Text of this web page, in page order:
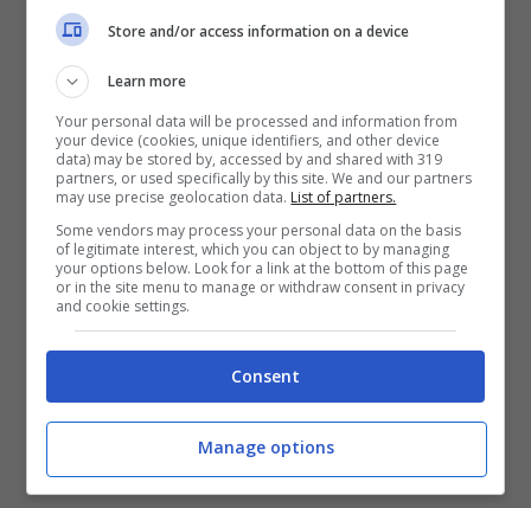
Axis Vidius è un concentrato di tecnologia
grazie al controller per il volo, le 3 velocità
pre-programmate per il volo e il giroscopio a
6 assi, che permette di mantenere il drone
stabile e centrato. L’azienda produttrice ha
introdotto anche alcuni algoritmi che
permettono di effettuare flip e roll, in modo
completamente automatizzato.
Il drone è facilmente pilotabile, grazie al
telecomando integrato, e il form factor
Store and/or access information on a device
Learn more
Your personal data will be processed and information from
your device (cookies, unique identifiers, and other device
data) may be stored by, accessed by and shared with 319
partners, or used specifically by this site. We and our partners
may use precise geolocation data. List of partners.
Some vendors may process your personal data on the basis
of legitimate interest, which you can object to by managing
your options below. Look for a link at the bottom of this page
or in the site menu to manage or withdraw consent in privacy
and cookie settings.
Consent
Manage options